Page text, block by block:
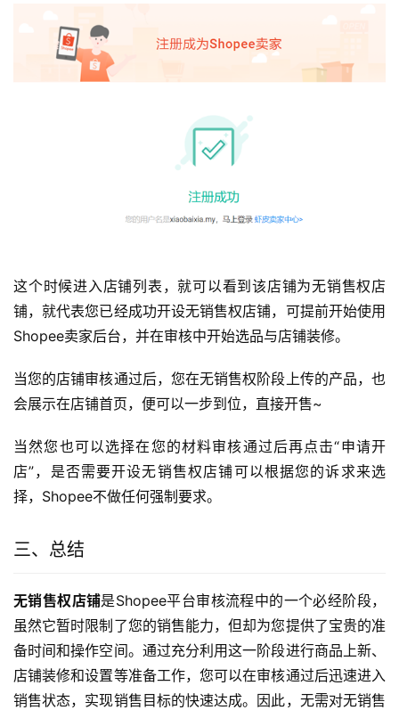
这个时候进入店铺列表，就可以看到该店铺为无销售权店
铺，就代表您已经成功开设无销售权店铺，可提前开始使用
Shopee卖家后台，并在审核中开始选品与店铺装修。
当您的店铺审核通过后，您在无销售权阶段上传的产品，也
会展示在店铺首页，便可以一步到位，直接开售~
当然您也可以选择在您的材料审核通过后再点击“申请开
店”，是否需要开设无销售权店铺可以根据您的诉求来选
择，Shopee不做任何强制要求。
三、总结
无销售权店铺是Shopee平台审核流程中的一个必经阶段，
虽然它暂时限制了您的销售能力，但却为您提供了宝贵的准
备时间和操作空间。通过充分利用这一阶段进行商品上新、
店铺装修和设置等准备工作，您可以在审核通过后迅速进入
销售状态，实现销售目标的快速达成。因此，无需对无销售